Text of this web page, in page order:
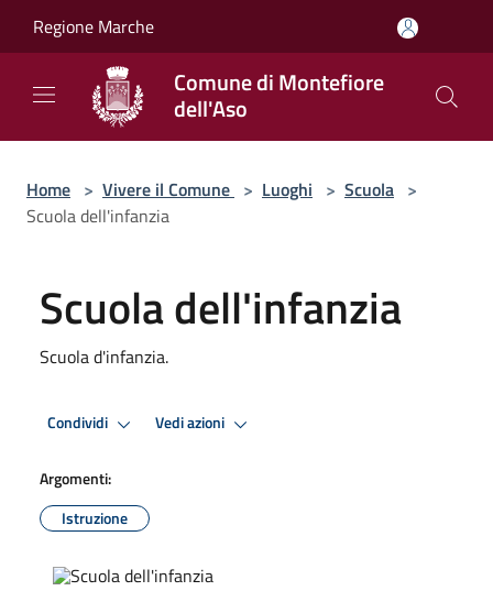
Regione Marche
Comune di Montefiore
dell'Aso
Home > Vivere il Comune > Luoghi > Scuola >
Scuola dell'infanzia
Scuola dell'infanzia
Scuola d'infanzia.
Condividi Vedi azioni
Argomenti:
Istruzione